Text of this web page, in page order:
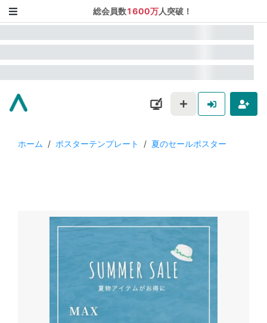
総会員数1600万人突破！
ホーム / ポスターテンプレート / 夏のセールポスター